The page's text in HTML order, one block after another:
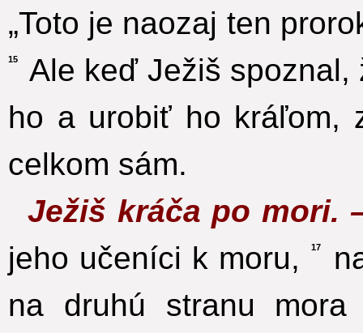
„Toto je naozaj ten
15
Ale keď Ježiš
ho a urobiť ho kráľom,
celkom sám.
Ježiš kráča po mori.
jeho učeníci k moru,
17
na druhú stranu